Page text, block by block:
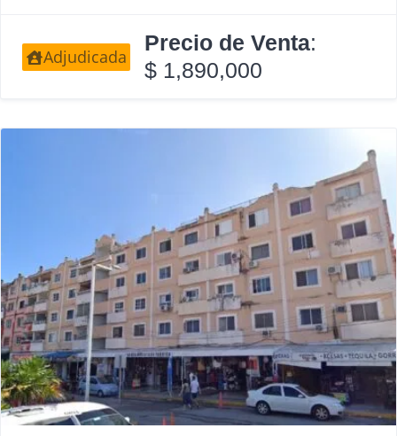
Adjudicada
Precio de Venta:
$ 1,890,000